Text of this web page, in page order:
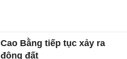
Cao Bằng tiếp tục xảy ra
động đất